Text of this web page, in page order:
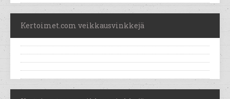
Kertoimet.com veikkausvinkkejä